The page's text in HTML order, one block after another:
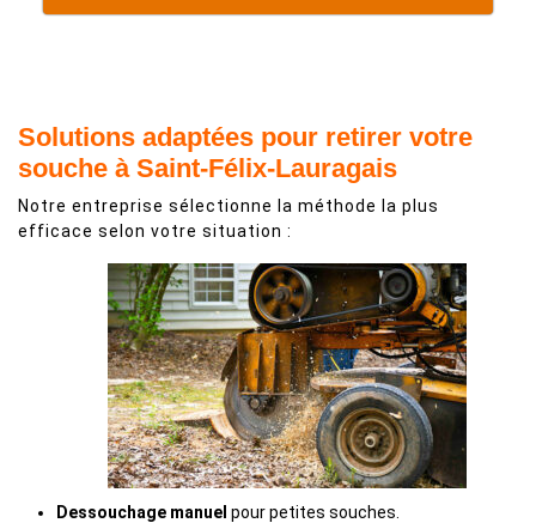
Solutions adaptées pour retirer votre
souche à Saint-Félix-Lauragais
Notre entreprise sélectionne la méthode la plus
efficace selon votre situation :
Dessouchage manuel pour petites souches.